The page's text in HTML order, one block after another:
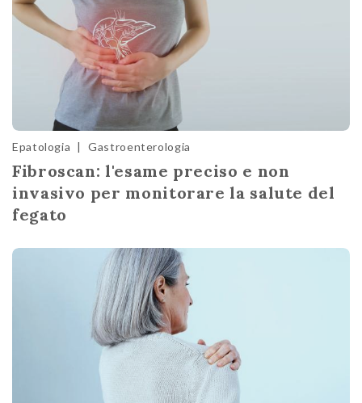
Epatologia | Gastroenterologia
Fibroscan: l'esame preciso e non
invasivo per monitorare la salute del
fegato